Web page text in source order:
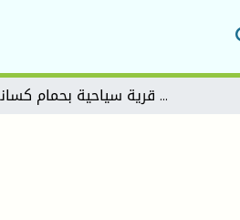
إنشاء قرية سياحية بحمام كسانة